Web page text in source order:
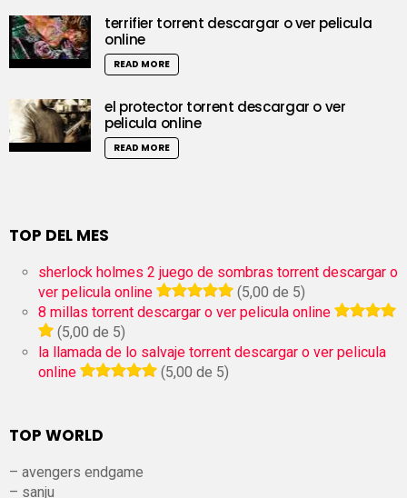
terrifier torrent descargar o ver pelicula
online
READ MORE
el protector torrent descargar o ver
pelicula online
READ MORE
TOP DEL MES
sherlock holmes 2 juego de sombras torrent descargar o
ver pelicula online
(5,00 de 5)
8 millas torrent descargar o ver pelicula online
(5,00 de 5)
la llamada de lo salvaje torrent descargar o ver pelicula
online
(5,00 de 5)
TOP WORLD
– avengers endgame
– sanju